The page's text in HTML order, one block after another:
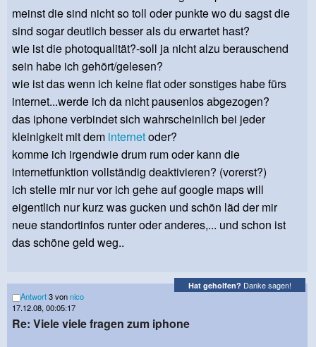
meinst die sind nicht so toll oder punkte wo du sagst die
sind sogar deutlich besser als du erwartet hast?
wie ist die photoqualität?-soll ja nicht alzu berauschend
sein habe ich gehört/gelesen?
wie ist das wenn ich keine flat oder sonstiges habe fürs
internet...werde ich da nicht pausenlos abgezogen?
das iphone verbindet sich wahrscheinlich bei jeder
kleinigkeit mit dem internetoder?
komme ich irgendwie drum rum oder kann die
internetfunktion vollständig deaktivieren? (vorerst?)
ich stelle mir nur vor ich gehe auf google maps will
eigentlich nur kurz was gucken und schön läd der mir
neue standortinfos runter oder anderes,... und schon ist
das schöne geld weg..
Hat geholfen? Danke sagen!
Antwort3 vonnico
17.12.08, 00:05:17
Re: Viele viele fragen zum iphone